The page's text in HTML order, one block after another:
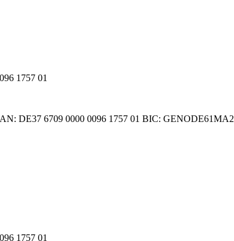
1757 01
DE37 6709 0000 0096 1757 01 BIC: GENODE61MA2
1757 01